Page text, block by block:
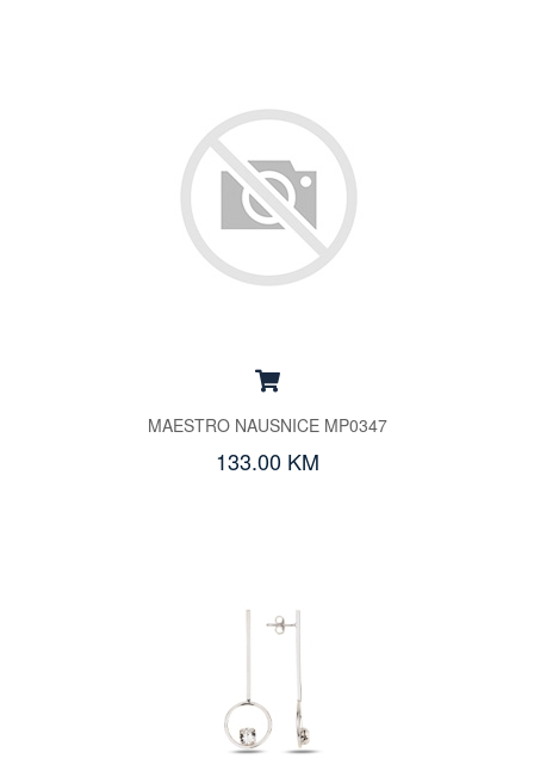
MAESTRO NAUSNICE MP0347
133.00 KM